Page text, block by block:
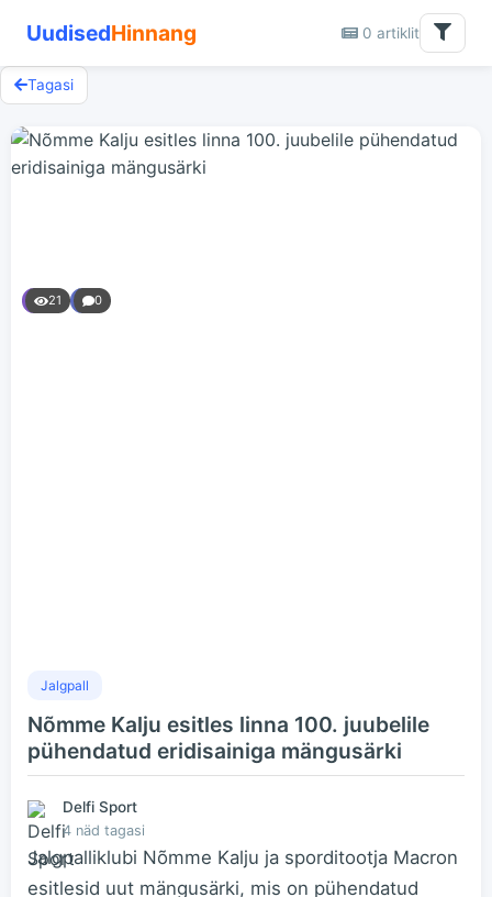
UudisedHinnang 0 artiklit
Tagasi
21 0
Jalgpall
Nõmme Kalju esitles linna 100. juubelile
pühendatud eridisainiga mängusärki
Delfi Sport
4 näd tagasi
Jalgpalliklubi Nõmme Kalju ja sporditootja Macron
esitlesid uut mängusärki, mis on pühendatud